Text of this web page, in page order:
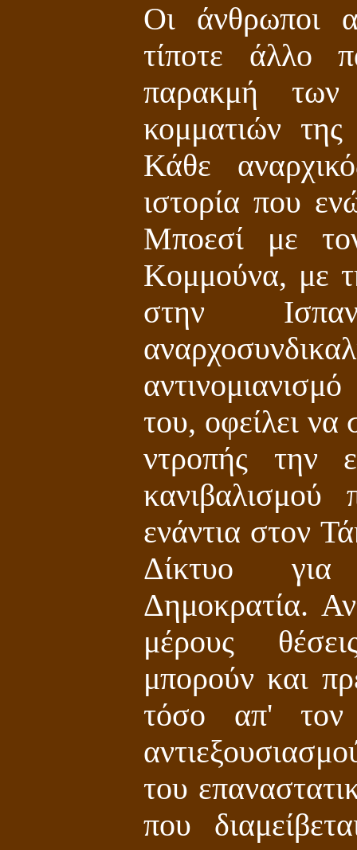
Οι άνθρωποι
τίποτε άλλο
παρακμή των
κομματιών της
Κάθε
ιστορία που
Μποεσί με
Κομμούνα, με
στην
του, οφείλει να
ντροπής την
κανιβαλισμού
ενάντια στον
Δίκτυο για
Δημοκρατία.
μέρους
μπορούν και
τόσο απ' τον
του
που